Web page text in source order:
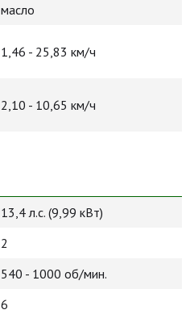
масло
1,46 - 25,83 км/ч
2,10 - 10,65 км/ч
13,4 л.с. (9,99 кВт)
2
540 - 1000 об/мин.
6